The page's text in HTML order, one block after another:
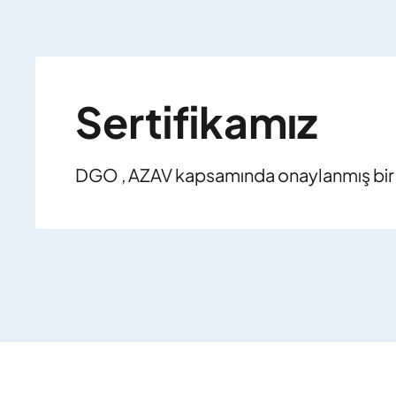
Sertifikamız
DGO , AZAV kapsamında onaylanmış